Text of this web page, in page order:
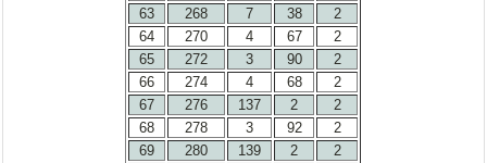
63
268 7 38
2
64
270 4 67
2
65
272 3 90
2
66
274 4 68
2
67
276 137 2
2
68
278 3 92
2
69
280 139 2
2